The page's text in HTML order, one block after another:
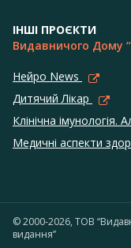
ІНШІ ПРОЄКТИ
Видавничого Дому
Нейро News
Дитячий Лікар
Клінічна імунологія.
Медичні аспекти
© 2000-2026, ТОВ
видання”